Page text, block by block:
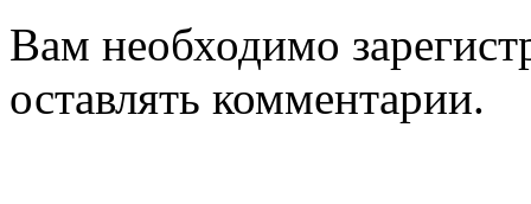
Вам необходимо
оставлять комментарии.